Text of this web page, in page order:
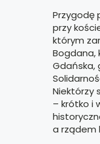
Przygodę
przy
którym
Bogdana,
Gdańska,
Niektórzy
– krótko i
a rządem